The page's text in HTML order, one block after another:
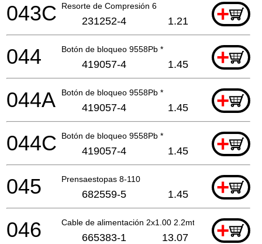
Resorte de Compresión 6 +
043C 231252-4 1.21
Botón de bloqueo 9558Pb * +
044 419057-4 1.45
Botón de bloqueo 9558Pb * +
044A 419057-4 1.45
Botón de bloqueo 9558Pb * +
044C 419057-4 1.45
Prensaestopas 8-110 +
045 682559-5 1.45
Cable de alimentación 2x1.00 2.2mtr +
046 665383-1 13.07